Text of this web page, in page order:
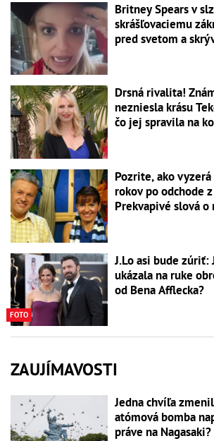
Britney Spears v
skrášľovaciemu
pred svetom a
Drsná rivalita!
nezniesla krásu
čo jej spravila na
Pozrite, ako
rokov po odchode
Prekvapivé slová o
FOTO
J.Lo asi bude zúriť:
ukázala na ruke
od Bena Afflecka?
ZAUJÍMAVOSTI
Jedna chvíľa
atómová bomba
práve na Nagasaki?